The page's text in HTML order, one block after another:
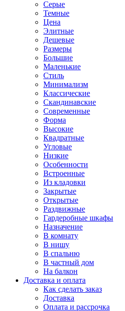
Серые
Темные
Цена
Элитные
Дешевые
Размеры
Большие
Маленькие
Стиль
Минимализм
Классические
Скандинавские
Современные
Форма
Высокие
Квадратные
Угловые
Низкие
Особенности
Встроенные
Из кладовки
Закрытые
Открытые
Раздвижные
Гардеробные шкафы
Назначение
В комнату
В нишу
В спальню
В частный дом
На балкон
Доставка и оплата
Как сделать заказ
Доставка
Оплата и рассрочка